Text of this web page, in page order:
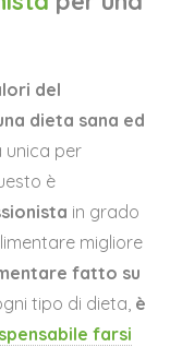
del
dieta sana ed
unica per
è
in grado
migliore
fatto su
tipo di dieta, è
farsi